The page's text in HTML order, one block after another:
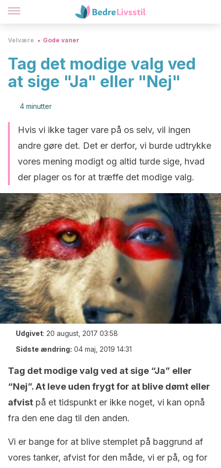
Velvære Gode vaner
Tag det modige valg ved
at sige "Ja" eller "Nej"
4 minutter
Hvis vi ikke tager vare på os selv, vil ingen
andre gøre det. Det er derfor, vi burde udtrykke
vores mening modigt og altid turde sige, hvad
der plager os for at træffe det modige valg.
Udgivet: 20 august, 2017 03:58
Sidste ændring: 04 maj, 2019 14:31
Tag det modige valg ved at sige “Ja” eller
“Nej”. At leve uden frygt for at blive dømt eller
afvist på et tidspunkt er ikke noget, vi kan opnå
fra den ene dag til den anden.
Vi er bange for at blive stemplet på baggrund af
vores tanker, afvist for den måde, vi er på, og for